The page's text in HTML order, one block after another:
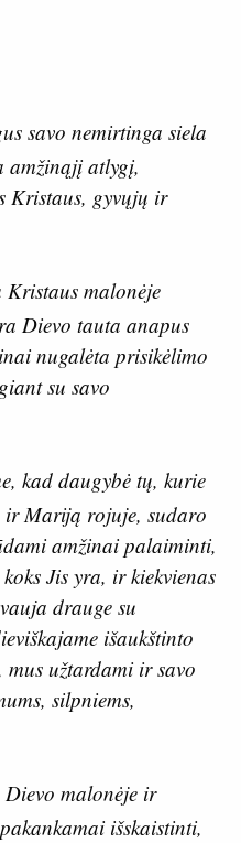
savo nemirtinga siela
amžinąjį atlygį,
Kristaus, gyvųjų ir
Kristaus malonėje
Dievo tauta anapus
nugalėta prisikėlimo
su savo
kad daugybė tų, kurie
ir Mariją rojuje, sudaro
amžinai palaiminti,
Jis yra, ir kiekvienas
drauge su
išaukštinto
mus užtardami ir savo
silpniems,
malonėje ir
išskaistinti,